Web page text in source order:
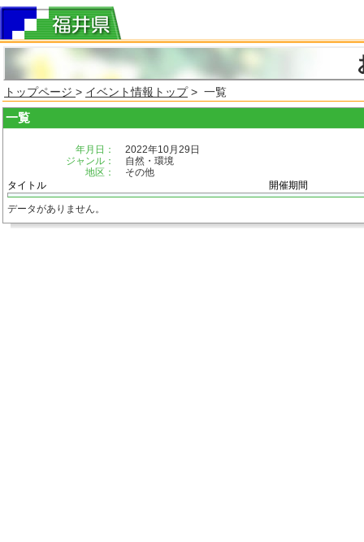
トップページ > イベント情報トップ> 一覧
一覧
年月日：
2022年10月29日
ジャンル：
自然・環境
地区：
その他
タイトル
開催期間
データがありません。